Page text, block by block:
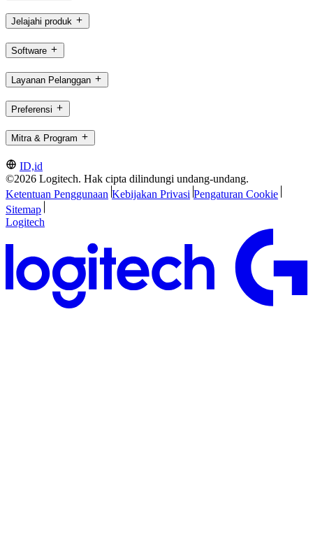
Jelajahi produk
Software
Layanan Pelanggan
Preferensi
Mitra & Program
ID,id
©2026 Logitech. Hak cipta dilindungi undang-undang.
Ketentuan Penggunaan Kebijakan Privasi Pengaturan Cookie
Sitemap
Logitech